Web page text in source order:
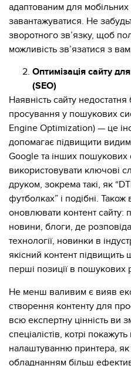
адаптованим для
завантажуватися. Не
зворотного зв’язку, щоб
можливість зв’язатися з
Оптимізація сайту
(SEO)
Наявність сайту
просування у пошукових
Engine Optimization) — це
допомагає підвищити
Google та інших пошукових
використовувати ключові
друком, зокрема такі, як
футболках” і подібні.
оновлювати контент сайту:
новини, блоги, де
технології, новинки в
якісний контент підвищить
перші позиції в пошукових
Не менш валивим є вияв
створення контенту для
всю експертну цінність ви
спеціалістів, котрі
налаштуванню принтера, як
обладнанням більш